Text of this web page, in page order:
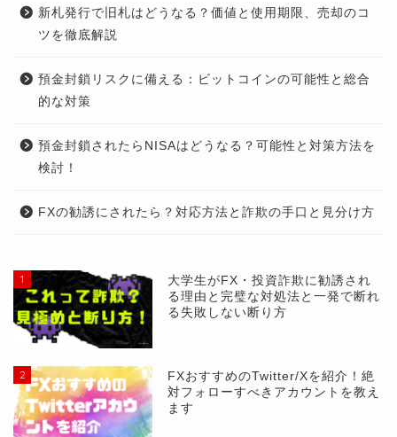
新札発行で旧札はどうなる？価値と使用期限、売却のコ
ツを徹底解説
預金封鎖リスクに備える：ビットコインの可能性と総合
的な対策
預金封鎖されたらNISAはどうなる？可能性と対策方法を
検討！
FXの勧誘にされたら？対応方法と詐欺の手口と見分け方
1
大学生がFX・投資詐欺に勧誘され
る理由と完璧な対処法と一発で断れ
る失敗しない断り方
2
FXおすすめのTwitter/Xを紹介！絶
対フォローすべきアカウントを教え
ます